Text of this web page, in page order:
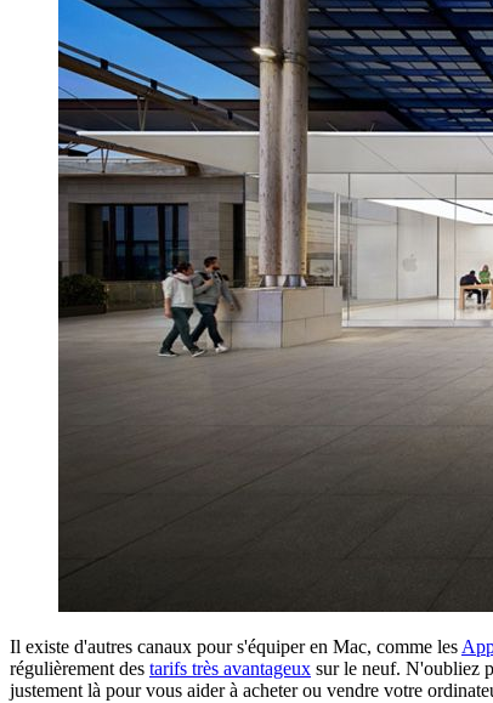
Il existe d'autres canaux pour s'équiper en Mac, comme les
régulièrement des tarifs très avantageux sur le neuf. N'oubliez
justement là pour vous aider à acheter ou vendre votre